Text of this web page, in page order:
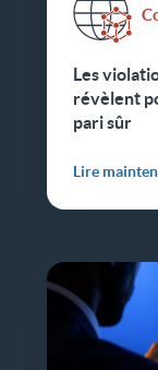
Les
révèlent
pari sûr
Lire